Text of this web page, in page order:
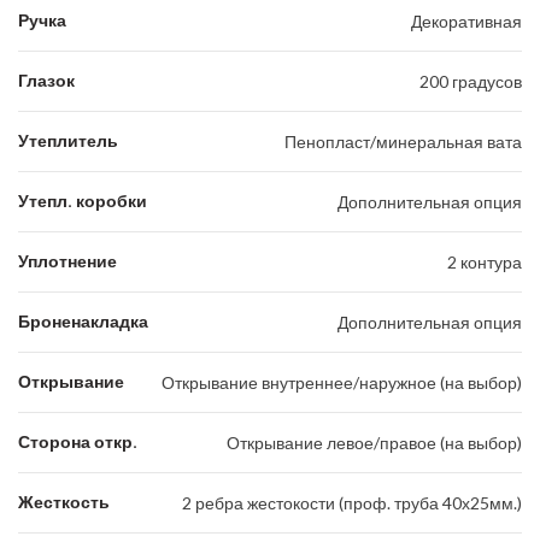
Ручка Декоративная
Глазок 200 градусов
Утеплитель Пенопласт/минеральная вата
Утепл. коробки Дополнительная опция
Уплотнение 2 контура
Броненакладка Дополнительная опция
Открывание Открывание внутреннее/наружное (на выбор)
Сторона откр. Открывание левое/правое (на выбор)
Жесткость 2 ребра жестокости (проф. труба 40х25мм.)